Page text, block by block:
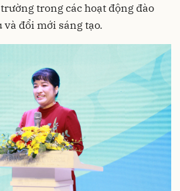
trong các hoạt động đào
đổi mới sáng tạo.